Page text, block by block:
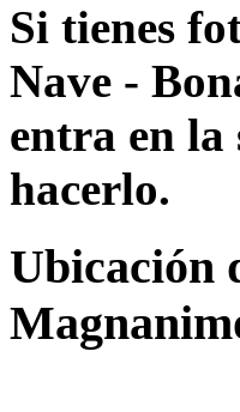
Si tienes
Nave -
entra en la
hacerlo.
Ubicación